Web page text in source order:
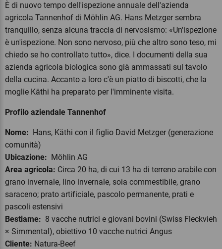
È di nuovo tempo dell'ispezione annuale dell'azienda
agricola Tannenhof di Möhlin AG. Hans Metzger sembra
tranquillo, senza alcuna traccia di nervosismo: «Un'ispezione
è un'ispezione. Non sono nervoso, più che altro sono teso, mi
chiedo se ho controllato tutto», dice. I documenti della sua
azienda agricola biologica sono già ammassati sul tavolo
della cucina. Accanto a loro c'è un piatto di biscotti, che la
moglie Käthi ha preparato per l'imminente visita.
Profilo aziendale Tannenhof
Nome: Hans, Käthi con il figlio David Metzger (generazione
comunità)
Ubicazione: Möhlin AG
Area agricola: Circa 20 ha, di cui 13 ha di terreno arabile con
grano invernale, lino invernale, soia commestibile, grano
saraceno; prato artificiale, pascolo permanente, prati e
pascoli estensivi
Bestiame: 8 vacche nutrici e giovani bovini (Swiss Fleckvieh
× Simmental), obiettivo 10 vacche nutrici Angus
Cliente: Natura-Beef